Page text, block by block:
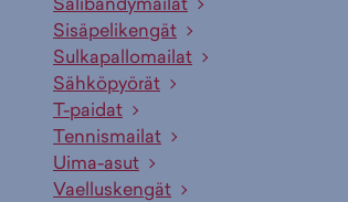
Sisäpelikengät
Sulkapallomailat
Sähköpyörät
T-paidat
Tennismailat
Uima-asut
Vaelluskengät